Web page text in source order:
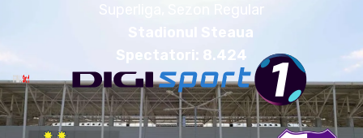
Superliga, Sezon Regular
Stadionul Steaua
Spectatori:
8.424